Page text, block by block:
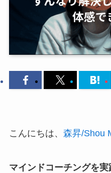
こんにちは、 森昇/Shou
マインドコーチングを